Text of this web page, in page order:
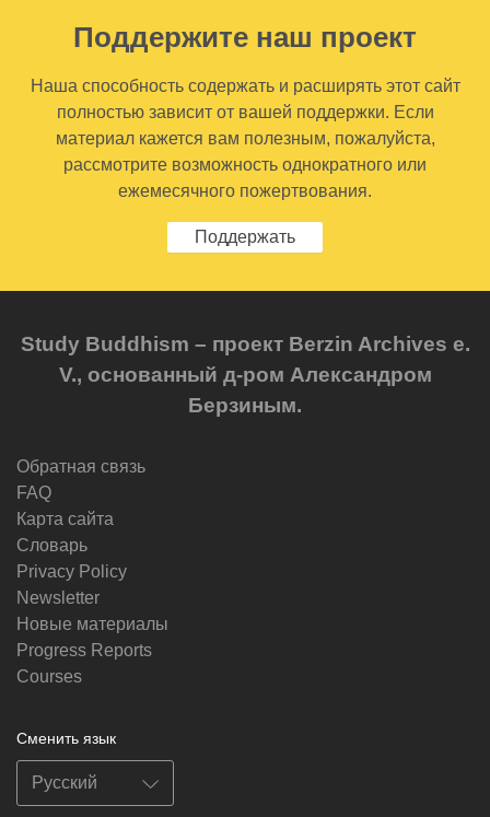
Поддержите наш проект
Наша способность содержать и расширять этот сайт
полностью зависит от вашей поддержки. Если
материал кажется вам полезным, пожалуйста,
рассмотрите возможность однократного или
ежемесячного пожертвования.
Поддержать
Study Buddhism – проект Berzin Archives e.
V., основанный д-ром Александром
Берзиным.
Обратная связь
FAQ
Карта сайта
Словарь
Privacy Policy
Newsletter
Новые материалы
Progress Reports
Courses
Сменить язык